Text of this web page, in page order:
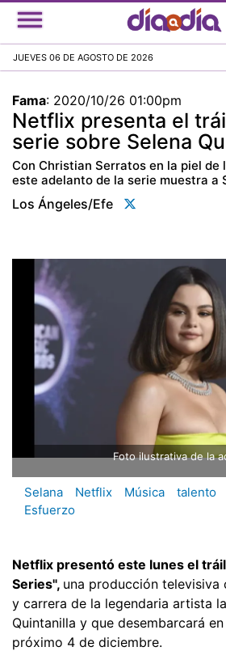
Pasar
al
JUEVES 06 DE AGOSTO DE 2026
Fama: 2020/10/26 01:00pm
Netflix presenta el
serie sobre Selena
Con Christian Serratos en la piel
este adelanto de la serie muestra a
Los Ángeles/efe
Foto ilustrativa de la
Selana Netflix Música talento
Esfuerzo
Netflix presentó este lunes el
Series", una producción televisiva
y carrera de la legendaria artista
Quintanilla y que desembarcará
próximo 4 de diciembre.